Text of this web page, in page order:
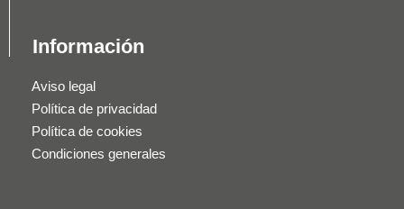
Información
Aviso legal
Política de privacidad
Política de cookies
Condiciones generales